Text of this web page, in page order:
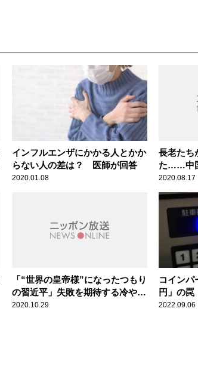
インフルエンザにかかる人とかか
らない人の差は？ 医師が回答
2020.01.08
長老たち
た……中
交姿勢に
2020.08.17
「“世界の皇帝様”になったつもり
の習近平」失敗を期待する冷やや
かな人も中国共産党には多い
2020.10.29
コインパ
円」の
2022.09.06